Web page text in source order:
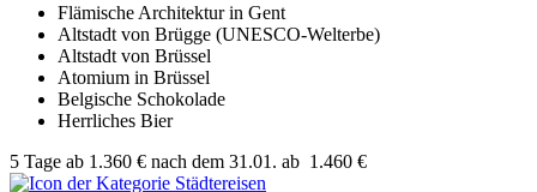
Flämische Architektur in Gent
Altstadt von Brügge (UNESCO-Welterbe)
Altstadt von Brüssel
Atomium in Brüssel
Belgische Schokolade
Herrliches Bier
5 Tage ab 1.360 € nach dem 31.01. ab 1.460 €